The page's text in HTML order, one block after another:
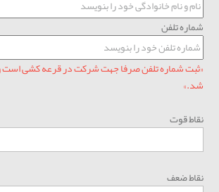
شماره تلفن
«ثبت شماره تلفن صرفا جهت شرکت در قرعه کشی است
شد.»
نقاط قوت
نقاط ضعف